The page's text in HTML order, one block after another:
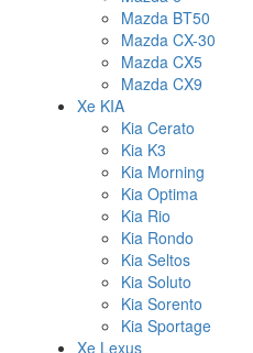
Mazda BT50
Mazda CX-30
Mazda CX5
Mazda CX9
Xe KIA
Kia Cerato
Kia K3
Kia Morning
Kia Optima
Kia Rio
Kia Rondo
Kia Seltos
Kia Soluto
Kia Sorento
Kia Sportage
Xe Lexus